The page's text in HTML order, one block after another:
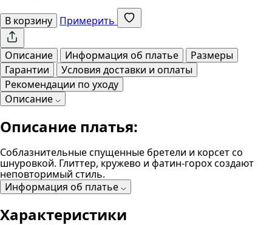
В корзину Примерить
Описание Информация об платье
Размеры
Гарантии
Условия доставки и оплаты
Рекомендации по уходу
Описание
Описание платья:
Соблазнительные спущенные бретели и корсет со
шнуровкой. Глиттер, кружево и фатин-горох создают
неповторимый стиль.
Информация об платье
Характеристики